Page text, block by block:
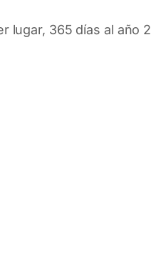
lugar, 365 días al año